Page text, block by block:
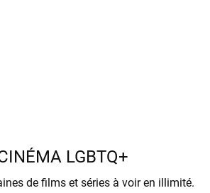
LGBTQ+
tous les jeudis ! Des centaines de films et séries à voir en illimité.